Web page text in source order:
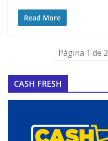
Read More
Página 1 de 2
CASH FRESH